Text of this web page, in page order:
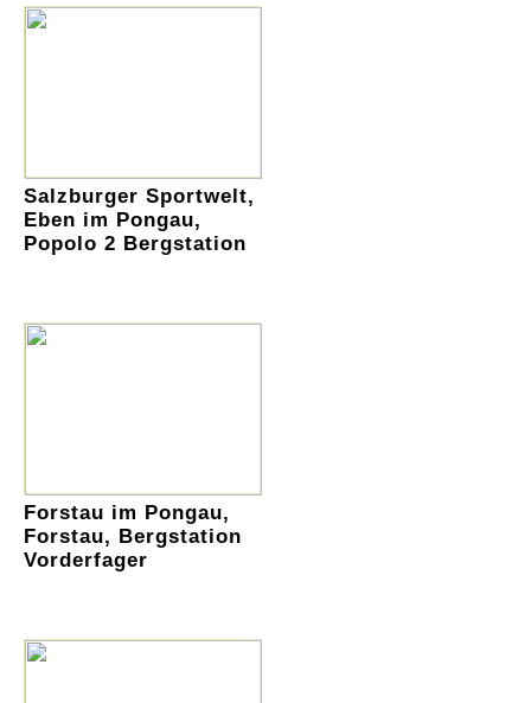
Salzburger Sportwelt,
Eben im Pongau,
Popolo 2 Bergstation
Forstau im Pongau,
Forstau, Bergstation
Vorderfager